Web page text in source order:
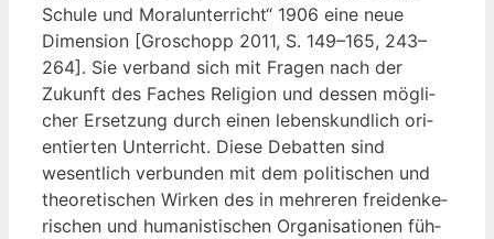
Schu­le und Moral­un­ter­richt“ 1906 eine neue
Dimen­si­on [Gro­schopp 2011, S. 149–165, 243–
264]. Sie ver­band sich mit Fra­gen nach der
Zukunft des Faches Reli­gi­on und des­sen mög­li­
cher Erset­zung durch einen lebens­kund­lich ori­
en­tier­ten Unter­richt. Die­se Debat­ten sind
wesent­lich ver­bun­den mit dem poli­ti­schen und
theo­re­ti­schen Wir­ken des in meh­re­ren frei­den­ke­
ri­schen und huma­nis­ti­schen Orga­ni­sa­tio­nen füh­